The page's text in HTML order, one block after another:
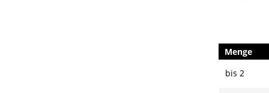
Menge
bis2